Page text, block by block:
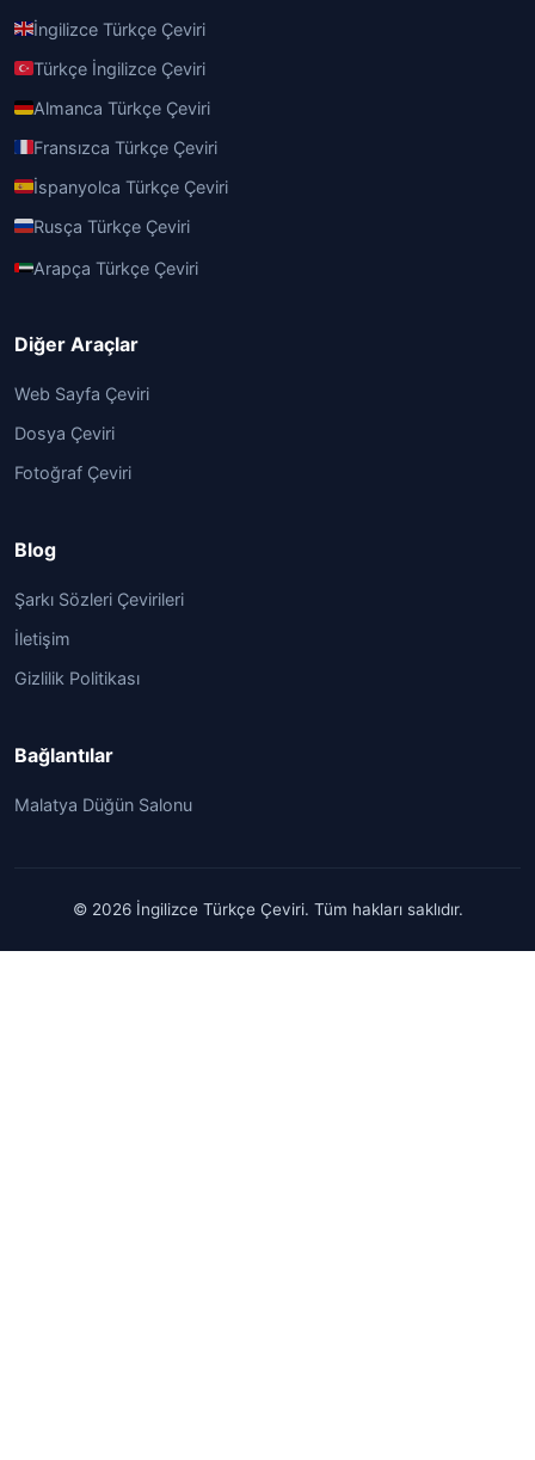
İngilizce Türkçe Çeviri
Türkçe İngilizce Çeviri
Almanca Türkçe Çeviri
Fransızca Türkçe Çeviri
İspanyolca Türkçe Çeviri
Rusça Türkçe Çeviri
Arapça Türkçe Çeviri
Diğer Araçlar
Web Sayfa Çeviri
Dosya Çeviri
Fotoğraf Çeviri
Blog
Şarkı Sözleri Çevirileri
İletişim
Gizlilik Politikası
Bağlantılar
Malatya Düğün Salonu
© 2026 İngilizce Türkçe Çeviri. Tüm hakları saklıdır.